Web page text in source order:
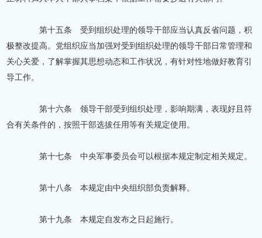
第十五条 受到组织处理的领导干部应当认真反省问题，积
极整改提高。党组织应当加强对受到组织处理的领导干部日常管理和
关心关爱，了解掌握其思想动态和工作状况，有针对性地做好教育引
导工作。
第十六条 领导干部受到组织处理，影响期满，表现好且符
合有关条件的，按照干部选拔任用等有关规定使用。
第十七条 中央军事委员会可以根据本规定制定相关规定。
第十八条 本规定由中央组织部负责解释。
第十九条 本规定自发布之日起施行。